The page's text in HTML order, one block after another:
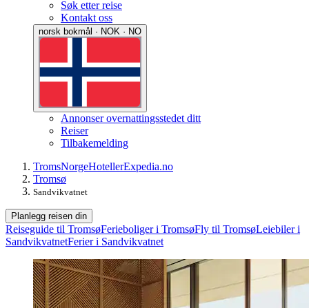
Søk etter reise
Kontakt oss
norsk bokmål · NOK · NO
Annonser overnattingsstedet ditt
Reiser
Tilbakemelding
TromsNorgeHotellerExpedia.no
Tromsø
Sandvikvatnet
Planlegg reisen din
Reiseguide til TromsøFerieboliger i TromsøFly til TromsøLeiebiler i
SandvikvatnetFerier i Sandvikvatnet